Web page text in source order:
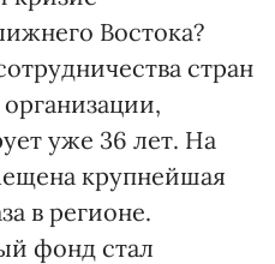
Востока?
стран
уже 36 лет. На
крупнейшая
в регионе.
фонд стал